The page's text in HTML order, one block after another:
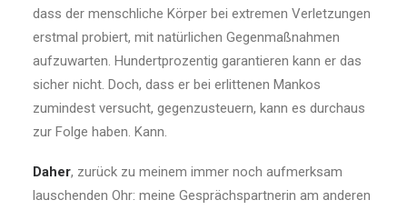
dass der menschliche Körper bei extremen Verletzungen
erstmal probiert, mit natürlichen Gegenmaßnahmen
aufzuwarten. Hundertprozentig garantieren kann er das
sicher nicht. Doch, dass er bei erlittenen Mankos
zumindest versucht, gegenzusteuern, kann es durchaus
zur Folge haben. Kann.
Daher, zurück zu meinem immer noch aufmerksam
lauschenden Ohr: meine Gesprächspartnerin am anderen